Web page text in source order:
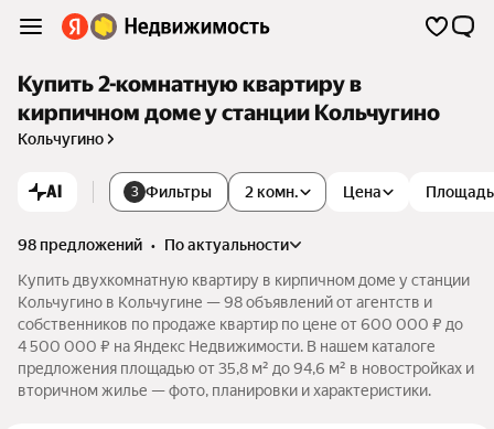
Купить 2-комнатную квартиру в
кирпичном доме у станции Кольчугино
Кольчугино
AI 3 Фильтры 2 комн. Цена Площадь
98 предложений •
по актуальности
Купить двухкомнатную квартиру в кирпичном доме у станции
Кольчугино в Кольчугине — 98 объявлений от агентств и
собственников по продаже квартир по цене от 600 000 ₽ до
4 500 000 ₽ на Яндекс Недвижимости. В нашем каталоге
предложения площадью от 35,8 м² до 94,6 м² в новостройках и
вторичном жилье — фото, планировки и характеристики.